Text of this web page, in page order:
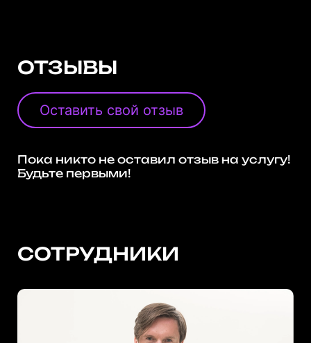
ОТЗЫВЫ
Оставить свой отзыв
Пока никто не оставил отзыв на услугу!
Будьте первыми!
СОТРУДНИКИ